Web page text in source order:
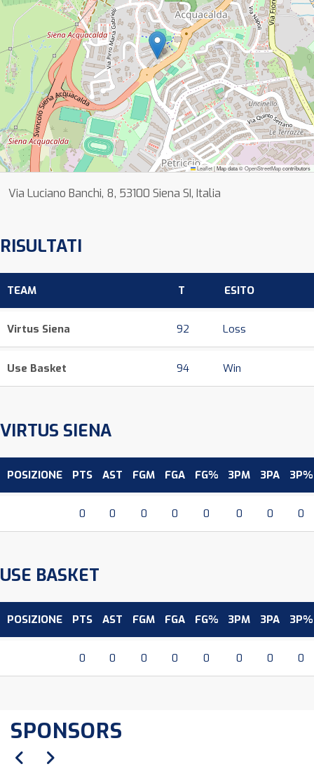
Leaflet|Map data ©OpenStreetMapcontributors
Via Luciano Banchi, 8, 53100 Siena SI, Italia
RISULTATI
TEAM T ESITO
Virtus Siena 92 Loss
Use Basket 94 Win
VIRTUS SIENA
POSIZIONE PTS AST FGM FGA FG% 3PM 3PA 3P%
0 0 0 0 0 0 0 0
USE BASKET
POSIZIONE PTS AST FGM FGA FG% 3PM 3PA 3P%
0 0 0 0 0 0 0 0
SPONSORS